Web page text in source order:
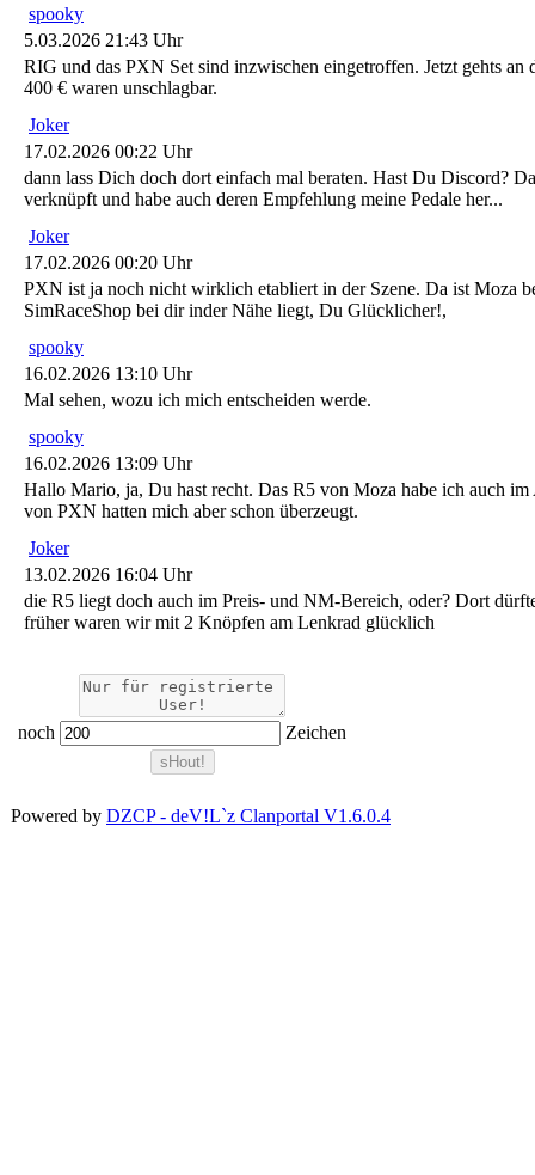
spooky
5.03.2026 21:43 Uhr
RIG und das PXN Set sind inzwischen eingetroffen. Jetzt gehts
400 € waren unschlagbar.
Joker
17.02.2026 00:22 Uhr
dann lass Dich doch dort einfach mal beraten. Hast Du Discord?
verknüpft und habe auch deren Empfehlung meine Pedale her...
Joker
17.02.2026 00:20 Uhr
PXN ist ja noch nicht wirklich etabliert in der Szene. Da ist Moza
SimRaceShop bei dir inder Nähe liegt, Du Glücklicher!,
spooky
16.02.2026 13:10 Uhr
Mal sehen, wozu ich mich entscheiden werde.
spooky
16.02.2026 13:09 Uhr
Hallo Mario, ja, Du hast recht. Das R5 von Moza habe ich auch
von PXN hatten mich aber schon überzeugt.
Joker
13.02.2026 16:04 Uhr
die R5 liegt doch auch im Preis- und NM-Bereich, oder? Dort
früher waren wir mit 2 Knöpfen am Lenkrad glücklich
noch Zeichen
Powered by DZCP - deV!L`z Clanportal V1.6.0.4